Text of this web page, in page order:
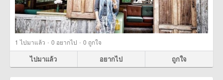
1 ไปมาแล้ว · 0 อยากไป · 0 ถูกใจ
ไปมาแล้ว อยากไป ถูกใจ